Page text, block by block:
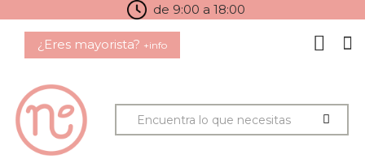
de 9:00 a 18:00
¿Eres mayorista? +info